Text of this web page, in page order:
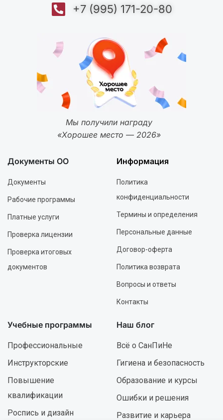
+7 (995) 171-20-80
Мы получили награду
«Хорошее место — 2026»
Документы ОО
Документы
Рабочие программы
Платные услуги
Проверка лицензии
Проверка итоговых
документов
Информация
Политика
конфиденциальности
Термины и определения
Персональные данные
Договор-оферта
Политика возврата
Вопросы и ответы
Контакты
Учебные программы
Профессиональные
Инструкторские
Повышение
квалификации
Роспись и дизайн
Наш блог
Всё о СанПиНе
Гигиена и безопасность
Образование и курсы
Ошибки и решения
Развитие и карьера